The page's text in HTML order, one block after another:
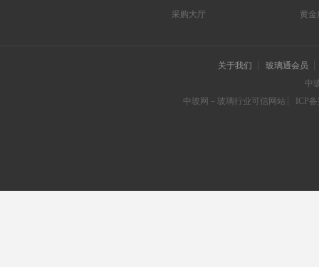
采购大厅
黄金
关于我们
玻璃通会员
中
中玻网－玻璃行业可信网站
ICP